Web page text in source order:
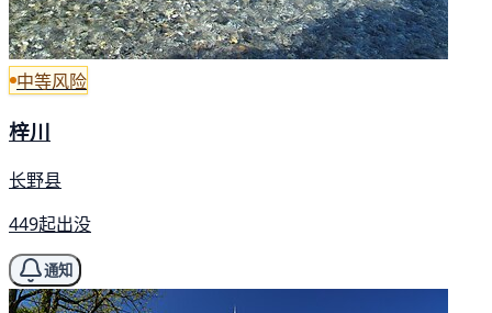
中等风险
梓川
长野县
449起出没
通知